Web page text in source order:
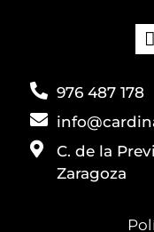
976 487 178
C. de la
Zaragoza